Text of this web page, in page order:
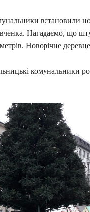
встановили
Нагадаємо, що
Новорічне деревце
комунальники